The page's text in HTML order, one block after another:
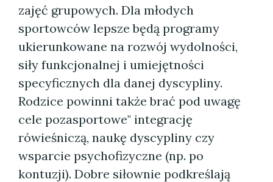
zajęć grupowych. Dla młodych
sportowców lepsze będą programy
ukierunkowane na rozwój wydolności,
siły funkcjonalnej i umiejętności
specyficznych dla danej dyscypliny.
Rodzice powinni także brać pod uwagę
cele pozasportowe" integrację
rówieśniczą, naukę dyscypliny czy
wsparcie psychofizyczne (np. po
kontuzji). Dobre siłownie podkreślają